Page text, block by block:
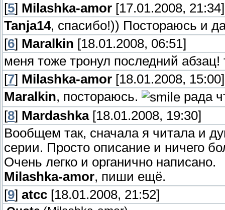
[5] Milashka-amor [17.01.2008, 21:34]
Tanja14, спасибо!)) Постораюсь и
[6] Maralkin [18.01.2008, 06:51]
меня тоже тронул последний
[7] Milashka-amor [18.01.2008, 15:00]
Maralkin, постораюсь.
рада
[8] Mardashka[18.01.2008, 19:30]
Вообщем так, сначала я читала и
серии. Просто описание и ничего
Очень легко и органично написано.
Milashka-amor, пиши ещё.
[9] atcc [18.01.2008, 21:52]